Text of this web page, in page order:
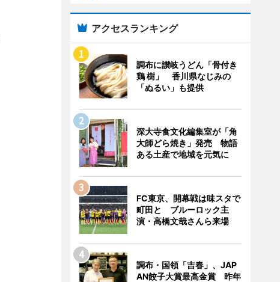
アクセスランキング
調布に讃岐うどん「骨付き
鶏 樹」 香川県なじみの
「ぬるい」も提供
深大寺食文化編集室が「角
大師どら焼き」発売 物語
ある土産で地域を元気に
FC東京、開幕戦は味スタで
町田と ブルーロック主
演・高橋文哉さんら来場
調布・国領「吉春」、JAP
AN餃子大賞最高金賞 昨年